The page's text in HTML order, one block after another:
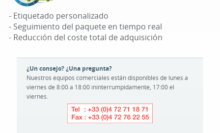
- Etiquetado personalizado
- Seguimiento del paquete en tiempo real
- Reducción del coste total de adquisición
¿Un consejo? ¿Una pregunta?
Nuestros equipos comerciales están disponibles de lunes a
viernes de 8:00 a 18:00 ininterrumpidamente, 17:00 el
viernes.